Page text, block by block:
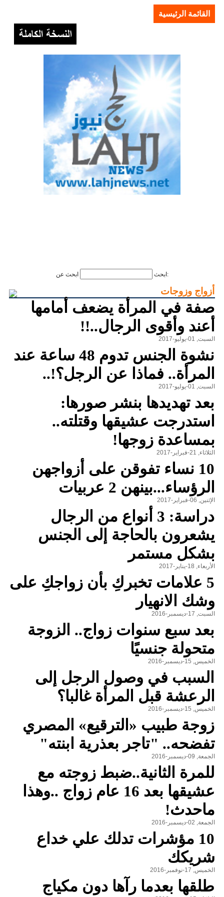
القائمة الرئيسية
ابحث ابحث عن:
أزواج وزوجات
صفة في المرأة يضعف أمامها
أعند وأقوى الرجال..!!
السبت, 01-يوليو-2017
نشوة الجنس تدوم 48 ساعة عند
المرأة.. فماذا عن الرجل؟!..
السبت, 01-يوليو-2017
بعد تهديدها بنشر صورها:
استدرجت عشيقها وقتلته..
بمساعدة زوجها!
الثلاثاء, 21-فبراير-2017
10 نساء تفوقن على أزواجهن
الرؤساء...بينهن 2 عربيات
الإثنين, 06-فبراير-2017
دراسة: 3 أنواع من الرجال
يشعرون بالحاجة إلى الجنس
بشكل مستمر
الأربعاء, 18-يناير-2017
5 علامات تخبركِ بأن زواجكِ على
وشك الانهيار
السبت, 17-ديسمبر-2016
بعد سبع سنوات زواج.. الزوجة
متحولة جنسيًا
الخميس, 15-ديسمبر-2016
السبب في وصول الرجل إلى
الرعشة قبل المرأة غالبا؟
الخميس, 15-ديسمبر-2016
زوجة طبيب «الترقيع» المصري
تفضحه.. "تاجر بعذرية ابنته"
الجمعة, 09-ديسمبر-2016
للمرة الثانية..ضبط زوجته مع
عشيقها بعد 16 عام زواج ..وهذا
ماحدث!
الجمعة, 02-ديسمبر-2016
10 مؤشرات تدلك علي خداع
شريكك
الخميس, 17-نوفمبر-2016
طلقها بعدما رآها دون مكياج